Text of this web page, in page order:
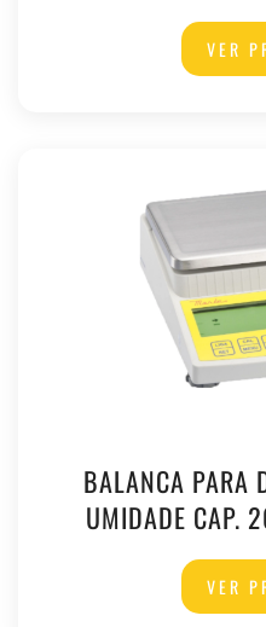
VER
BALANCA PARA
UMIDADE CAP.
VER